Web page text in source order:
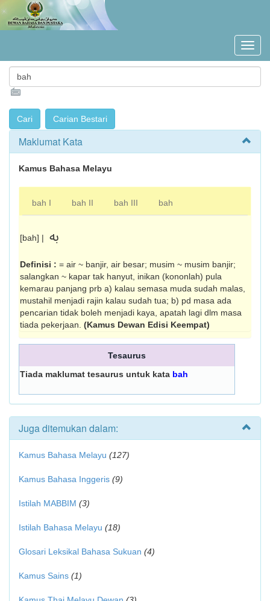
Maklumat Kata
Kamus Bahasa Melayu
bah I bah II bah III bah
[bah] | به
Definisi : = air ~ banjir, air besar; musim ~ musim banjir;
salangkan ~ kapar tak hanyut, inikan (kononlah) pula
kemarau panjang prb a) kalau semasa muda sudah malas,
mustahil menjadi rajin kalau sudah tua; b) pd masa ada
pencarian tidak boleh menjadi kaya, apatah lagi dlm masa
tiada pekerjaan. (Kamus Dewan Edisi Keempat)
Tesaurus
Tiada maklumat tesaurus untuk kata bah
Juga ditemukan dalam:
Kamus Bahasa Melayu (127)
Kamus Bahasa Inggeris (9)
Istilah MABBIM (3)
Istilah Bahasa Melayu (18)
Glosari Leksikal Bahasa Sukuan (4)
Kamus Sains (1)